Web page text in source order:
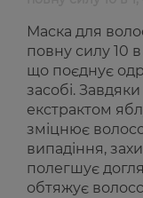
Маска для
повну силу 10
що поєднує
засобі.
екстрактом
зміцнює
випадіння,
полегшує
обтяжує